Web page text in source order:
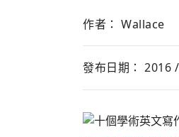
作者： Wallace
發布日期： 2016